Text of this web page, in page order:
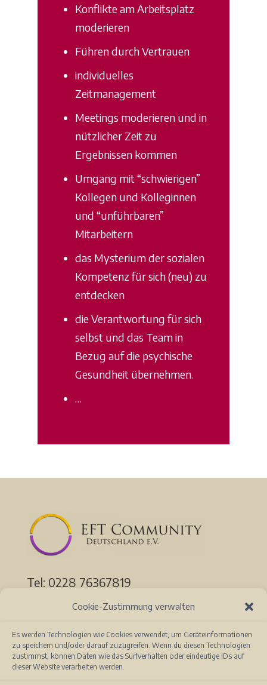
Cookie-Zustimmung verwalten
Es werden Technologien wie Cookies verwendet, um Geräteinformationen
zu speichern und/oder darauf zuzugreifen. Wenn du diesen Technologien
zustimmst, können Daten wie das Surfverhalten oder eindeutige IDs auf
dieser Website verarbeiten werden.
Konflikte am Arbeitsplatz
moderieren
Führen durch Vertrauen
individuelles
Zeitmanagement
Meetings moderieren und in
nützlicher Zeit zu
Ergebnissen kommen
Umgang mit “schwierigen”
Kollegen und Kolleginnen
und “unführbaren”
Mitarbeitern
das Mysterium der sozialen
Kompetenz für sich (neu) zu
entdecken
die Verantwortung für sich
selbst und das Team in
Bezug auf die psychische
Gesundheit übernehmen.
…
Tel: 0228 76367819
Auf der Karte ansehen
Tel: 0261 13493091